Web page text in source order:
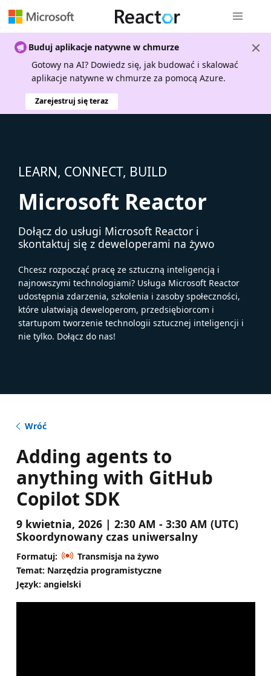
Buduj aplikacje natywne w chmurze
Gotowy na AI? Dowiedz się, jak budować i skalować
aplikacje natywne w chmurze za pomocą Azure.
Zarejestruj się teraz
LEARN, CONNECT, BUILD
Microsoft Reactor
Dołącz do usługi Microsoft Reactor i
skontaktuj się z deweloperami na żywo
Chcesz rozpocząć pracę ze sztuczną inteligencją i
najnowszymi technologiami? Usługa Microsoft Reactor
udostępnia zdarzenia, szkolenia i zasoby społeczności,
które ułatwiają deweloperom, przedsiębiorcom i
startupom tworzenie technologii sztucznej inteligencji i
nie tylko. Dołącz do nas!
Wróć
Adding agents to
anything with GitHub
Copilot SDK
9 kwietnia, 2026 | 2:30 AM - 3:30 AM (UTC)
Skoordynowany czas uniwersalny
Formatuj:
Transmisja na żywo
Temat: Narzędzia programistyczne
Język: angielski